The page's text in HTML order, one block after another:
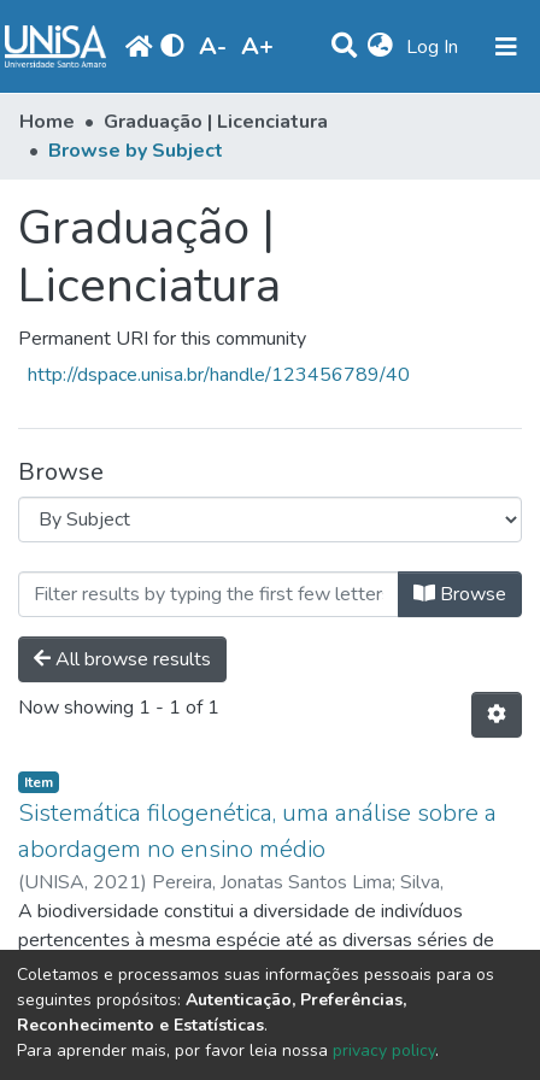
A- A+ Log In (current)
Communities & Collections
Produção Docente
Library
Home
Graduação | Licenciatura
Browse by Subject
Graduação |
Licenciatura
Permanent URI for this community
http://dspace.unisa.br/handle/123456789/40
Browse
Browsing Graduação | Browse
All browse results
Now showing 1 - 1 of 1
Item
Sistemática filogenética, uma análise sobre a
abordagem no ensino médio
(UNISA, 2021) Pereira, Jonatas Santos Lima; Silva,
Guilherme José da Costa
A biodiversidade constitui a diversidade de indivíduos
pertencentes à mesma espécie até as diversas séries de
espécies, gêneros, famílias e outros níveis superiores. Ao
longo da história da humanidade, buscamos desenvolver
termos objetivando à ordenação e a determinação dos
conhecimentos (incluindo as relações hierárquicas) dos
Show more
Coletamos e processamos suas informações pessoais para os
seguintes propósitos: Autenticação, Preferências,
Reconhecimento e Estatísticas.
Para aprender mais, por favor leia nossa privacy policy.